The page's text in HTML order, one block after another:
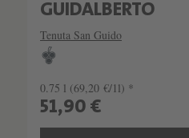
GUIDALBERTO
Tenuta San Guido
0.75 l (69,20 €/1l) *
51,90 €